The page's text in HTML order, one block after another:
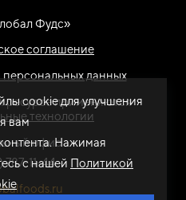
Фудс»
соглашение
данных
применяются
технологии
офис
787-11-44
cookie для улучшения
вам
Нажимая
с нашей Политикой